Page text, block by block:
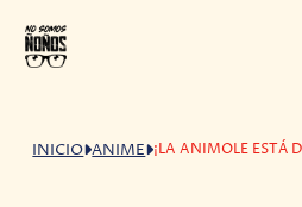
INICIO ANIME ¡LA ANIMOLE ESTÁ